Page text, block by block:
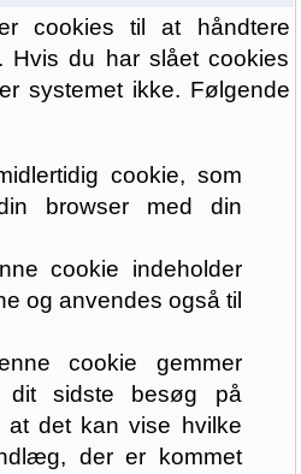
cookies til at håndtere
Hvis du har slået cookies
systemet ikke. Følgende
cookie, som
browser med din
cookie indeholder
og anvendes også til
cookie gemmer
sidste besøg på
at det kan vise hvilke
der er kommet